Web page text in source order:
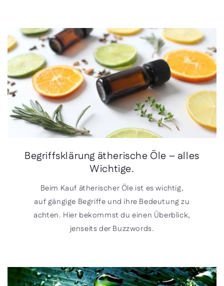
Begriffsklärung ätherische Öle – alles
Wichtige.
Beim Kauf ätherischer Öle ist es wichtig,
auf gängige Begriffe und ihre Bedeutung zu
achten. Hier bekommst du einen Überblick,
jenseits der Buzzwords.